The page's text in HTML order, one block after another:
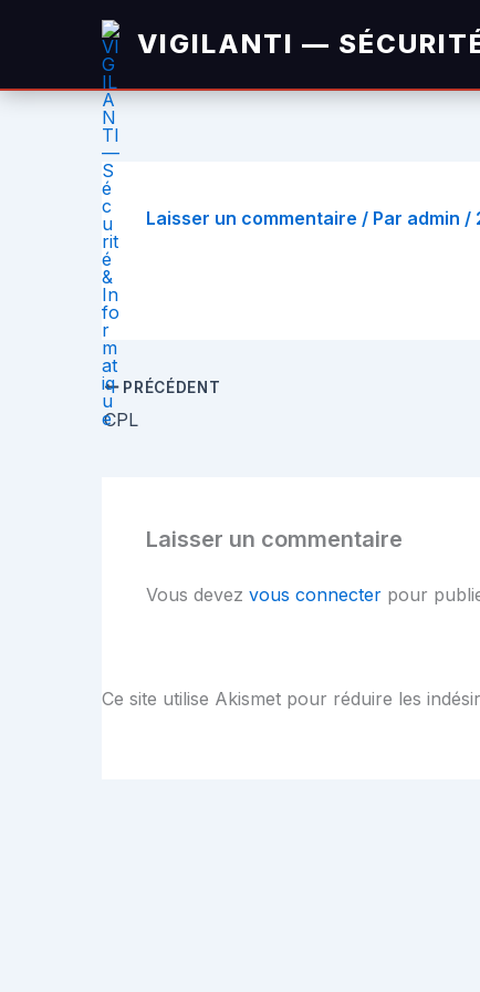
VIGILANTI —
Laisser un commentaire / Par admin /
PRÉCÉDENT
CPL
Laisser un commentaire
Vous devez vous connecter pour
Ce site utilise Akismet pour réduire les